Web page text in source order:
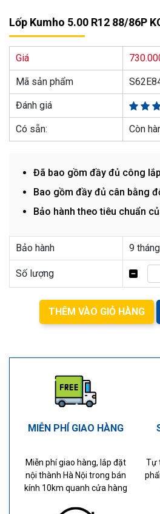
Lốp Kumho 5.00 R12 88/86P
Giá
Mã sản phẩm
Đánh giá
Có sẵn: Còn
Đã bao gồm đầy đủ công
Bao gồm đầy đủ cân bằng
Bảo hành theo tiêu chuẩn
Bảo hành 9 tháng
Số lượng
THÊM VÀO GIỎ HÀNG
MIỄN PHÍ GIAO HÀNG
Miễn phí giao hàng, lắp đặt
nội thành Hà Nội trong bán
kính 10km quanh cửa hàng
Tự